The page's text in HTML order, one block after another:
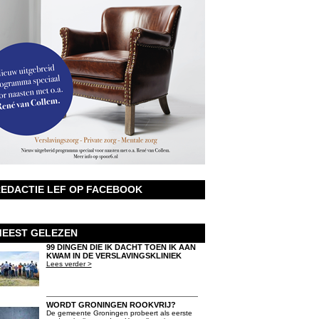
LEF OP FACEBOOK
GELEZEN
99 DINGEN DIE IK DACHT TOEN IK AAN
KWAM IN DE VERSLAVINGSKLINIEK
Lees verder >
WORDT GRONINGEN ROOKVRIJ?
De gemeente Groningen probeert als eerste